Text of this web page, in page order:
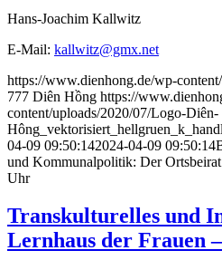
Hans-Joachim Kallwitz
E-Mail: kallwitz@gmx.net
https://www.dienhong.de/wp-
777 Diên Hồng https://
content/uploads/2020/07/Logo-Diên-
04-09 09:50:142024-04-09 09:50:14
und Kommunalpolitik: Der
Uhr
Transkulturelles und
Lernhaus der Frauen